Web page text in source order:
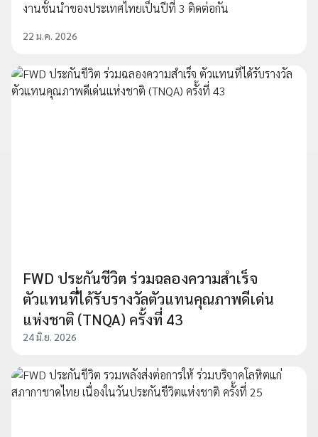
งานชั้นนำของประเทศไทยเป็นปีที่ 3 ติดต่อกัน
22 ม.ค. 2026
FWD ประกันชีวิต ร่วมฉลองความสำเร็จ
ตัวแทนที่ได้รับรางวัลตัวแทนคุณภาพดีเด่น
แห่งชาติ (TNQA) ครั้งที่ 43
24 มิ.ย. 2026